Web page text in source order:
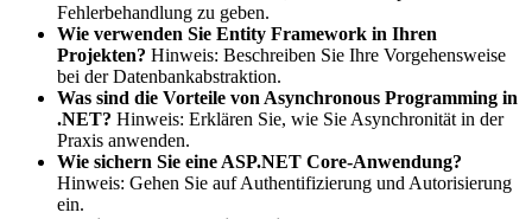
Fehlerbehandlung zu geben.
Wie verwenden Sie Entity Framework in Ihren
Projekten? Hinweis: Beschreiben Sie Ihre Vorgehensweise
bei der Datenbankabstraktion.
Was sind die Vorteile von Asynchronous Programming in
.NET? Hinweis: Erklären Sie, wie Sie Asynchronität in der
Praxis anwenden.
Wie sichern Sie eine ASP.NET Core-Anwendung?
Hinweis: Gehen Sie auf Authentifizierung und Autorisierung
ein.